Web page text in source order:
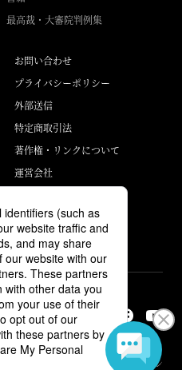
最高裁・大審院判例集
お問い合わせ
プライバシーポリシー
外部送信
特定商取引法
著作権・リンクについて
運営会社
子書籍配信サービスが、著作権者からコン